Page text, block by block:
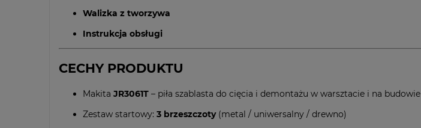
Walizka z tworzywa
Instrukcja obsługi
CECHY PRODUKTU
Makita JR3061T – piła szablasta do cięcia i demontażu w warsztacie i na budowie
Zestaw startowy: 3 brzeszczoty(metal / uniwersalny / drewno)